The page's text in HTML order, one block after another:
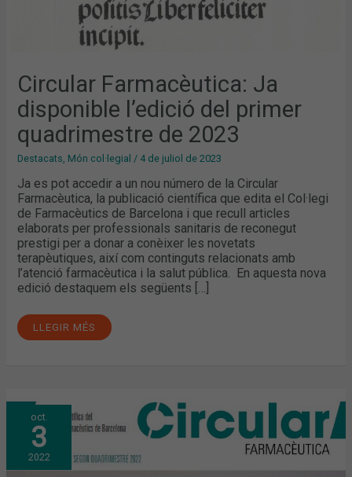
Circular Farmacèutica: Ja
disponible l’edició del primer
quadrimestre de 2023
Destacats, Món col·legial / 4 de juliol de 2023
Ja es pot accedir a un nou número de la Circular
Farmacèutica, la publicació científica que edita el Col·legi
de Farmacèutics de Barcelona i que recull articles
elaborats per professionals sanitaris de reconegut
prestigi per a donar a conèixer les novetats
terapèutiques, així com continguts relacionats amb
l’atenció farmacèutica i la salut pública. En aquesta nova
edició destaquem els següents […]
LLEGIR MÉS
oct.
3
2022
CIRCULAR
FARMACÈUTICA:
JA
DISPONIBLE
L’EDICIÓ
DEL
SEGON